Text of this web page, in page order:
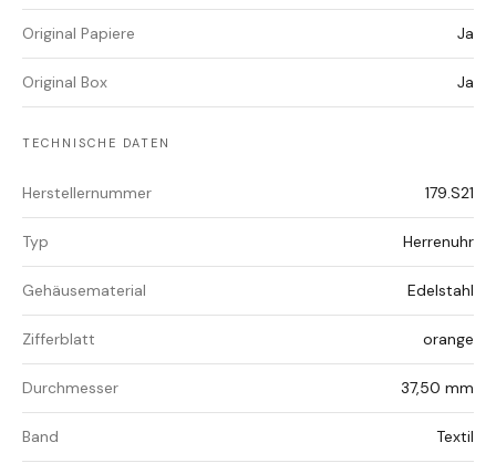
Original Papiere Ja
Original Box Ja
TECHNISCHE DATEN
Herstellernummer 179.S21
Typ Herrenuhr
Gehäusematerial Edelstahl
Zifferblatt orange
Durchmesser 37,50 mm
Band Textil